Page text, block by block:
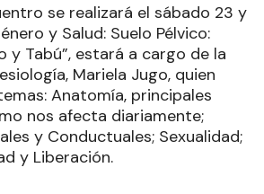
se realizará el sábado 23 y
y Salud: Suelo Pélvico:
y Tabú”, estará a cargo de la
Mariela Jugo, quien
Anatomía, principales
nos afecta diariamente;
y Conductuales; Sexualidad;
y Liberación.